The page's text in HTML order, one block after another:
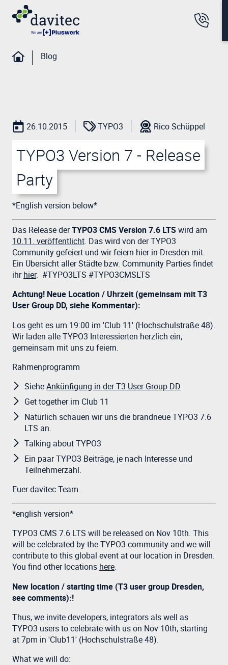
Blog
26.10.2015 TYPO3 Rico Schüppel
TYPO3 Version 7 - Release
Party
*English version below*
Das Release derTYPO3 CMS Version 7.6 LTSwird am
10.11. veröffentlicht. Das wird von der TYPO3
Community gefeiert und wir feiern hier in Dresden mit.
Ein Übersicht aller Städte bzw. Community Parties findet
ihrhier. #TYPO3LTS #TYPO3CMSLTS
Achtung! Neue Location / Uhrzeit (gemeinsam mit T3
User Group DD, siehe Kommentar):
Los geht es um 19:00 im 'Club 11' (Hochschulstraße 48).
Wir laden alle TYPO3 Interessierten herzlich ein,
gemeinsam mit uns zu feiern.
Rahmenprogramm
SieheAnkünfigung in der T3 User Group DD
Get together im Club 11
Natürlich schauen wir uns die brandneue TYPO3 7.6
LTS an.
Talking about TYPO3
Ein paar TYPO3 Beiträge, je nach Interesse und
Teilnehmerzahl.
Euer davitec Team
*english version*
TYPO3 CMS 7.6 LTS will be released on Nov 10th. This
will be celebrated by the TYPO3 community and we will
contribute to this global event at our location in Dresden.
You find other locations here.
New location / starting time (T3 user group Dresden,
see comments):!
Thus, we invite developers, integrators als well as
TYPO3 users to celebrate with us on Nov 10th, starting
at 7pm in 'Club11' (Hochschulstraße 48).
What we will do: